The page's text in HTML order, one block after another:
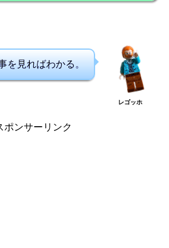
を見ればわかる。
レゴッホ
ポンサーリンク